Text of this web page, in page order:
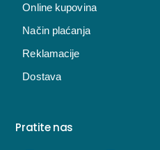
Online kupovina
Način plaćanja
Reklamacije
Dostava
Pratite nas